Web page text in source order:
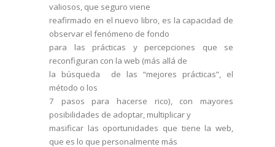
valiosos, que seguro viene
reafirmado en el nuevo libro, es la capacidad de
observar el fenómeno de fondo
para las prácticas y percepciones que se
reconfiguran con la web (más allá de
la búsqueda de las “mejores prácticas”, el
método o los
7 pasos para hacerse rico), con mayores
posibilidades de adoptar, multiplicar y
masificar las oportunidades que tiene la web,
que es lo que personalmente más